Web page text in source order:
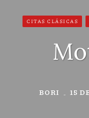
CITAS CLÁSICAS
BORI 15